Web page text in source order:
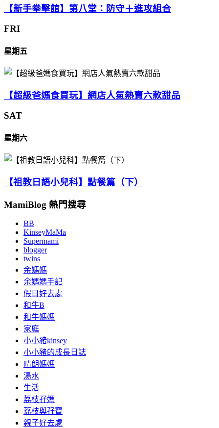
【新手拳擊館】第八堂：防守＋進攻組合
FRI
星期五
【超級爸媽食買玩】網店人氣熱賣六款甜品
SAT
星期六
【祖教日語小兒科】點餐篇（下）
MamiBlog 熱門搜尋
BB
KinseyMaMa
Supermami
blogger
twins
余媽媽
余媽媽手記
假日好去處
和牛B
和牛媽媽
家庭
小小豬kinsey
小小豬的成長日誌
晴朗媽媽
湯水
生活
荔枝孖媽
荔枝與孖寶
親子好去處